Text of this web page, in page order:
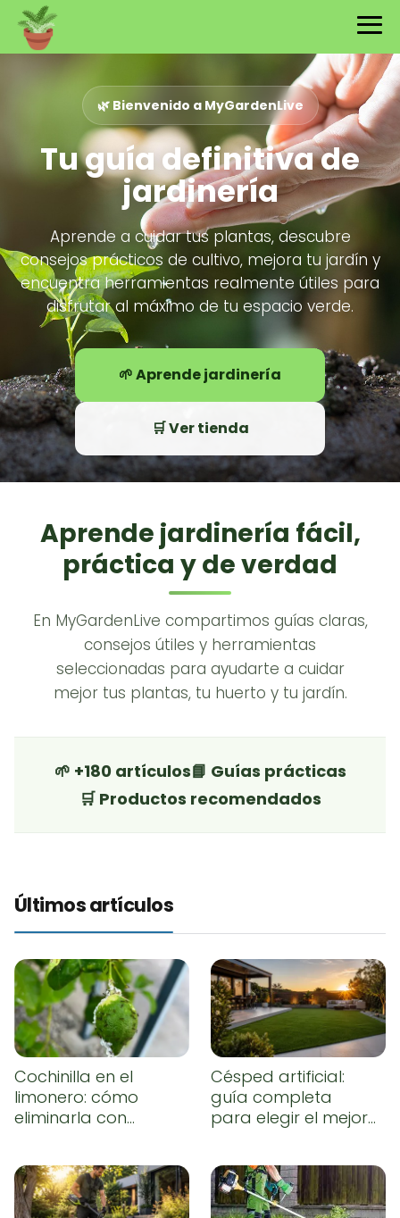
🌿 Bienvenido a MyGardenLive
Tu guía definitiva de
jardinería
Aprende a cuidar tus plantas, descubre
consejos prácticos de cultivo, mejora tu jardín y
encuentra herramientas realmente útiles para
disfrutar al máximo de tu espacio verde.
🌱 Aprende jardinería
🛒 Ver tienda
Aprende jardinería fácil,
práctica y de verdad
En MyGardenLive compartimos guías claras,
consejos útiles y herramientas
seleccionadas para ayudarte a cuidar
mejor tus plantas, tu huerto y tu jardín.
🌱 +180 artículos📘 Guías prácticas
🛒 Productos recomendados
Últimos artículos
Cochinilla en el
limonero: cómo
eliminarla con
Césped artificial:
guía completa
para elegir el mejor,
conseguir un
resultado natural